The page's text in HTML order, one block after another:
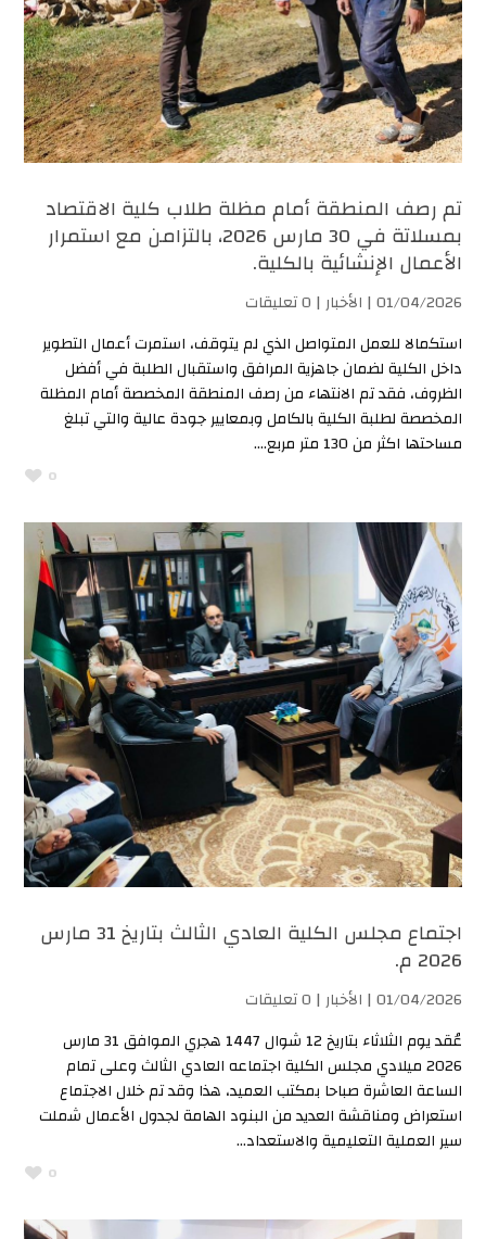
تم رصف المنطقة أمام مظلة طلاب كلية الاقتصاد
بمسلاتة في 30 مارس 2026، بالتزامن مع استمرار
الأعمال الإنشائية بالكلية.
01/04/2026 | الأخبار | 0 تعليقات
استكمالا للعمل المتواصل الذي لم يتوقف، استمرت أعمال التطوير
داخل الكلية لضمان جاهزية المرافق واستقبال الطلبة في أفضل
الظروف، فقد تم الانتهاء من رصف المنطقة المخصصة أمام المظلة
المخصصة لطلبة الكلية بالكامل وبمعايير جودة عالية والتي تبلغ
مساحتها اكثر من 130 متر مربع....
0
اجتماع مجلس الكلية العادي الثالث بتاريخ 31 مارس
2026 م.
01/04/2026 | الأخبار | 0 تعليقات
عُقد يوم الثلاثاء بتاريخ 12 شوال 1447 هجري الموافق 31 مارس
2026 ميلادي مجلس الكلية اجتماعه العادي الثالث وعلى تمام
الساعة العاشرة صباحا بمكتب العميد، هذا وقد تم خلال الاجتماع
استعراض ومناقشة العديد من البنود الهامة لجدول الأعمال شملت
سير العملية التعليمية والاستعداد...
0